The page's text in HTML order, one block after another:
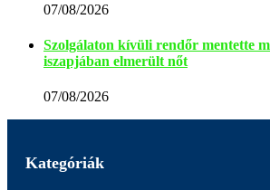
07/08/2026
Szolgálaton kívüli rendőr mentette
iszapjában elmerült nőt
07/08/2026
Kategóriák